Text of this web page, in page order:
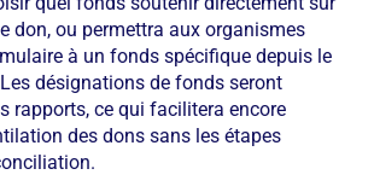
don, ou permettra aux organismes
à un fonds spécifique depuis le
désignations de fonds seront
rapports, ce qui facilitera encore
des dons sans les étapes